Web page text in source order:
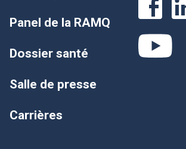
Panel de la RAMQ
Dossier santé
Salle de presse
Carrières